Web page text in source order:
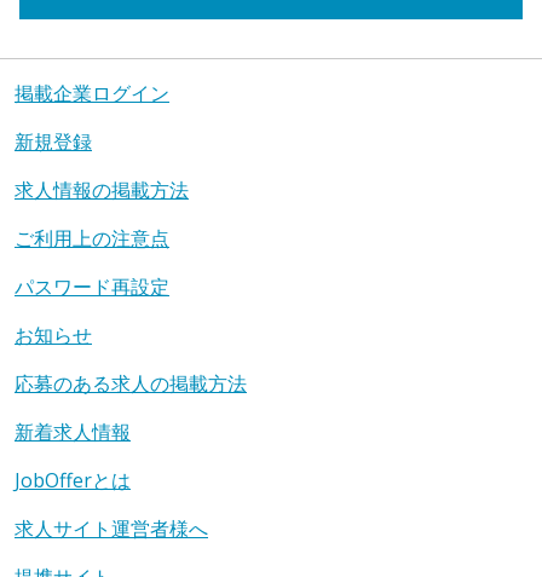
掲載企業ログイン
新規登録
求人情報の掲載方法
ご利用上の注意点
パスワード再設定
お知らせ
応募のある求人の掲載方法
新着求人情報
JobOfferとは
求人サイト運営者様へ